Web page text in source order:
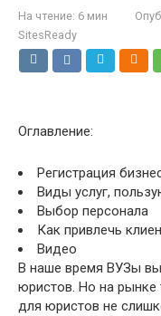
На чтение: 6 мин
SitesReady
Оглавление:
Регистрация
Виды услуг,
Выбор персонала
Как привлечь
Видео
В наше время ВУЗы
юристов. Но на рынке
для юристов не